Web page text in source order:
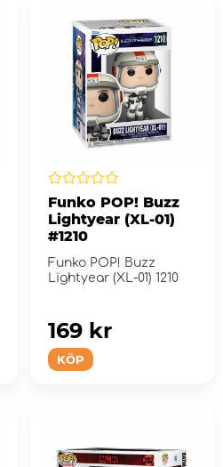
Funko POP! Buzz
Lightyear (XL-01)
#1210
Funko POP! Buzz
Lightyear (XL-01) 1210
KÖP
169 kr